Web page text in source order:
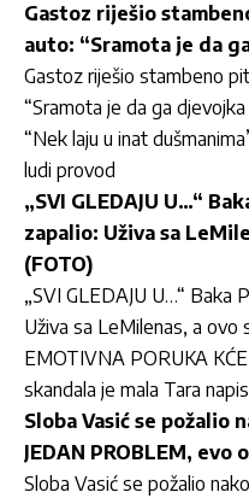
Gastoz riješio
auto: “Sramota je da
Gastoz riješio stambeno
“Sramota je da ga
“Nek laju u inat
ludi provod
„SVI GLEDAJU U…“
zapalio: Uživa sa
(FOTO)
„SVI GLEDAJU U…“ Baka
Uživa sa LeMilenas, a ovo
EMOTIVNA PORUKA
skandala je mala Tara
Sloba Vasić se požalio
JEDAN PROBLEM, evo
Sloba Vasić se požalio